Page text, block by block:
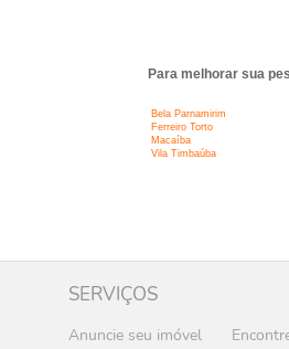
Para melhorar sua
Bela Parnamirim
Ferreiro Torto
Macaíba
Vila Timbaúba
SERVIÇOS
Anuncie seu imóvel